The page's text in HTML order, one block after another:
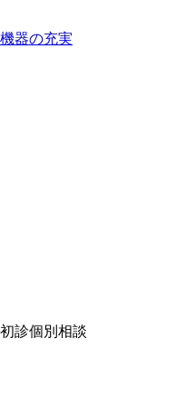
機器の充実
初診個別相談